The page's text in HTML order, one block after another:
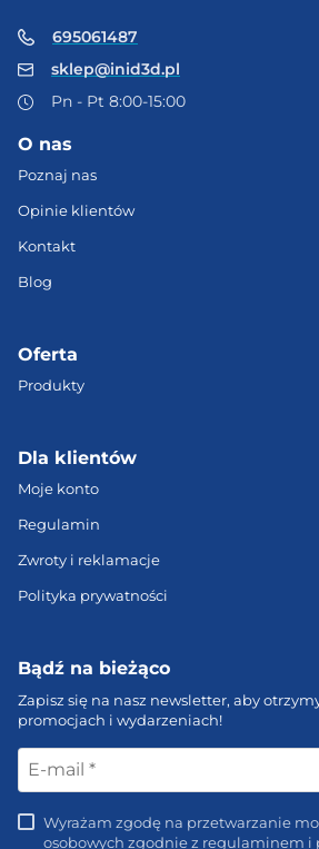
695061487
sklep@inid3d.pl
Pn - Pt 8:00-15:00
O nas
Poznaj nas
Opinie klientów
Kontakt
Blog
Oferta
Produkty
Dla klientów
Moje konto
Regulamin
Zwroty i reklamacje
Polityka prywatności
Bądź na bieżąco
Zapisz się na nasz newsletter, aby
promocjach i wydarzeniach!
E-
mail
Wyrażam zgodę na przetwarzanie
osobowych zgodnie z regulaminem i